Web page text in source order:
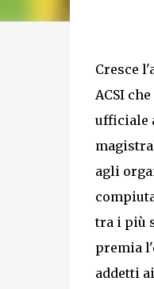
Cresce
ACSI
ufficiale
agli
tra i più
premia
addetti